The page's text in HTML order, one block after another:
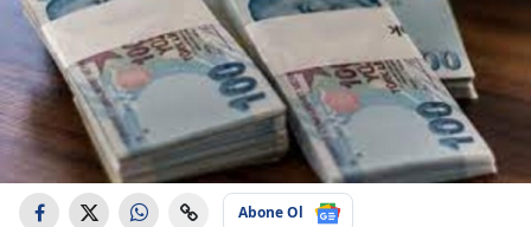
Abone Ol